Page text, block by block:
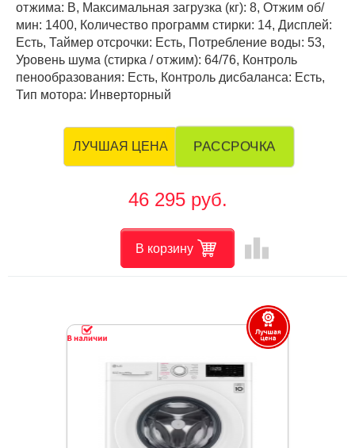
отжима: B, Максимальная загрузка (кг): 8, Отжим об/
мин: 1400, Количество программ стирки: 14, Дисплей:
Есть, Таймер отсрочки: Есть, Потребление воды: 53,
Уровень шума (стирка / отжим): 64/76, Контроль
пенообразования: Есть, Контроль дисбаланса: Есть,
Тип мотора: Инверторный
ЛУЧШАЯ ЦЕНА РАССРОЧКА
46 295 руб.
В корзину leaderboard